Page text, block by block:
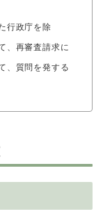
行政庁を除
、再審査請求に
、質問を発する